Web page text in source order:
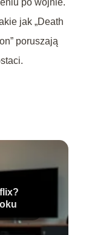
po wojnie.
jak „Death
poruszają